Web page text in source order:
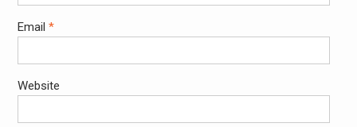
Email *
Website